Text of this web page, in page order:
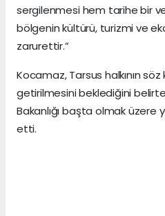
sergilenmesi hem tarihe bir
bölgenin kültürü, turizmi ve
zarurettir.”
Kocamaz, Tarsus halkının
getirilmesini beklediğini
Bakanlığı başta olmak
etti.